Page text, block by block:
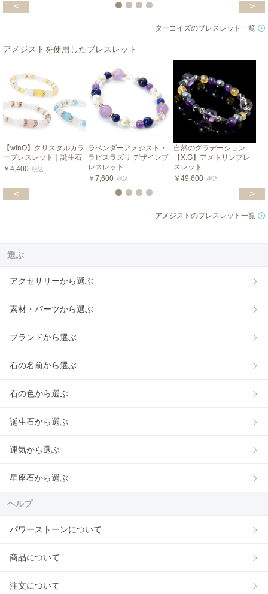
< >
ターコイズのブレスレット一覧
アメジストを使用したブレスレット
【winQ】クリスタルカラ
ーブレスレット｜誕生石
￥4,400 税込
ラベンダーアメジスト・
ラピスラズリ デザインブ
レスレット
￥7,600 税込
自然のグラデーション
【X.G】アメトリンブレ
スレット
￥49,600 税込
< >
アメジストのブレスレット一覧
選ぶ
アクセサリーから選ぶ
素材・パーツから選ぶ
ブランドから選ぶ
石の名前から選ぶ
石の色から選ぶ
誕生石から選ぶ
運気から選ぶ
星座石から選ぶ
ヘルプ
パワーストーンについて
商品について
注文について